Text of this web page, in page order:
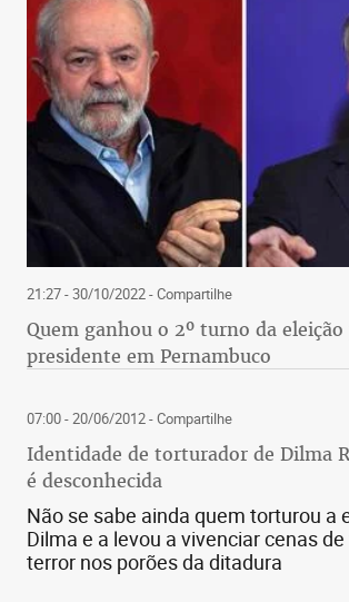
21:27 - 30/10/2022- Compartilhe
Quem ganhou o 2º turno da eleição
presidente em Pernambuco
07:00 - 20/06/2012- Compartilhe
Identidade de torturador de Dilma
é desconhecida
Não se sabe ainda quem torturou a
Dilma e a levou a vivenciar cenas
terror nos porões da ditadura